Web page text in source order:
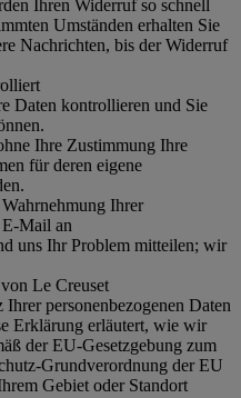
Ihren Widerruf so schnell
Umständen erhalten Sie
Nachrichten, bis der Widerruf
Daten kontrollieren und Sie
Ihre Zustimmung Ihre
für deren eigene
Ihrer
E-Mail an
uns Ihr Problem mitteilen; wir
Le Creuset
personenbezogenen Daten
Erklärung erläutert, wie wir
der EU-Gesetzgebung zum
Grundverordnung der EU
Gebiet oder Standort